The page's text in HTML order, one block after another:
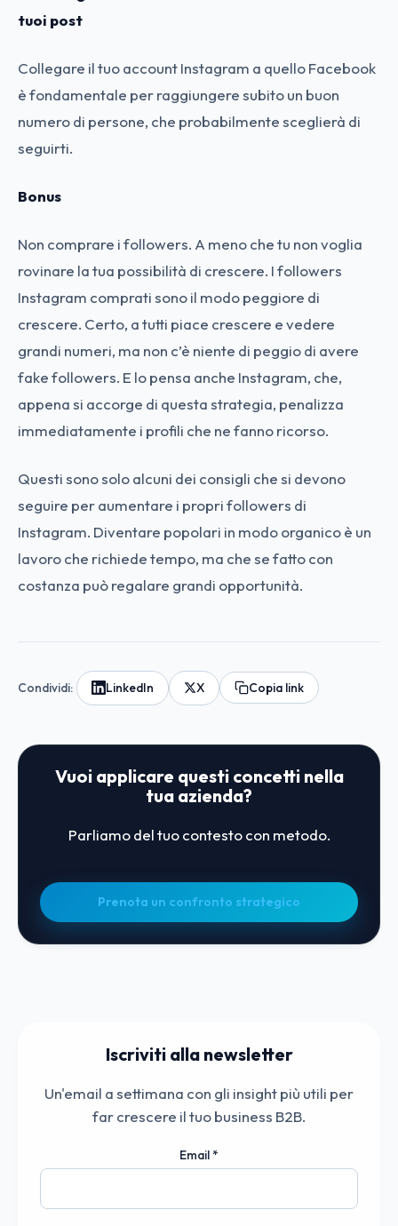
tuoi post
Collegare il tuo account Instagram a quello Facebook
è fondamentale per raggiungere subito un buon
numero di persone, che probabilmente sceglierà di
seguirti.
Bonus
Non comprare i followers. A meno che tu non voglia
rovinare la tua possibilità di crescere. I followers
Instagram comprati sono il modo peggiore di
crescere. Certo, a tutti piace crescere e vedere
grandi numeri, ma non c’è niente di peggio di avere
fake followers. E lo pensa anche Instagram, che,
appena si accorge di questa strategia, penalizza
immediatamente i profili che ne fanno ricorso.
Questi sono solo alcuni dei consigli che si devono
seguire per aumentare i propri followers di
Instagram. Diventare popolari in modo organico è un
lavoro che richiede tempo, ma che se fatto con
costanza può regalare grandi opportunità.
Condividi: LinkedIn X Copia link
Vuoi applicare questi concetti nella
tua azienda?
Parliamo del tuo contesto con metodo.
Prenota un confronto strategico
Iscriviti alla newsletter
Un'email a settimana con gli insight più utili per
far crescere il tuo business B2B.
Email*